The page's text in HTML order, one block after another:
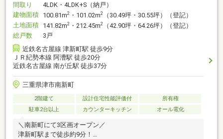
間取り
4LDK・4LDK+S（納戸）
建物面積 100.81m2 ・101.02m2
（30.49坪・30.55坪）（登記）
土地面積 141.82m2 ・212.45m2
（42.90坪・64.26坪）（登記）
総戸数
3戸
近鉄名古屋線 津新町駅 徒歩9分
ＪＲ紀勢本線 阿漕駅 徒歩20分
近鉄名古屋線 南が丘駅 徒歩37分
三重県津市南新町
2階建て 設計住宅性能評価付
所有権
駐車2台以上
カウンターキッチン オール電化
＼南新町にて3区画オープン／
津新町駅まで徒歩約9分！